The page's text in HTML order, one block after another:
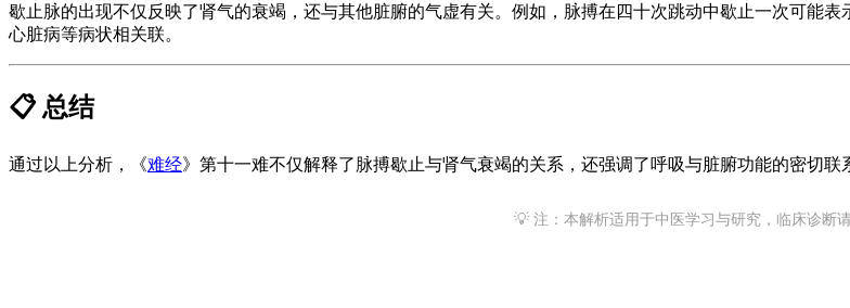
歇止脉的出现不仅反映了肾气的衰竭，还与其他脏腑的气虚有关。例如，脉搏在四十次跳动中歇止一次可能
心脏病等病状相关联。
📋 总结
通过以上分析，《难经》第十一难不仅解释了脉搏歇止与肾气衰竭的关系，还强调了呼吸与脏腑功能的密切联
💡 注：本解析适用于中医学习与研究，临床诊断